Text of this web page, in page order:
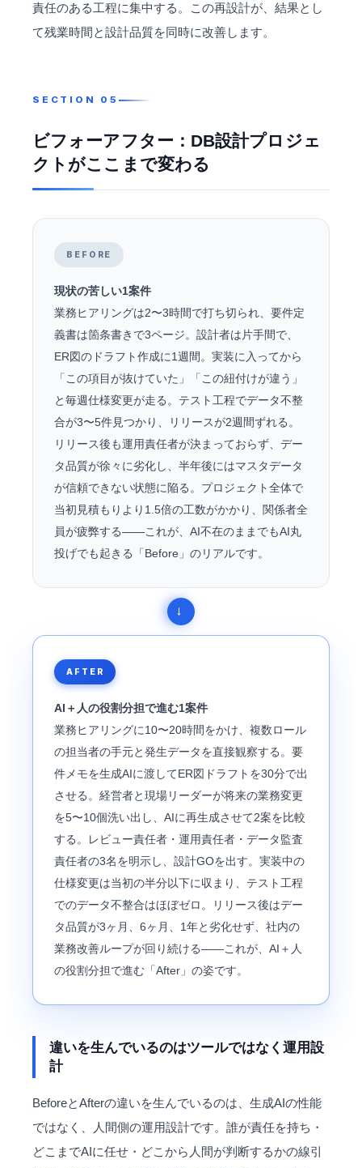
責任のある工程に集中する。この再設計が、結果とし
て残業時間と設計品質を同時に改善します。
ビフォーアフター：DB設計プロジェ
クトがここまで変わる
BEFORE
現状の苦しい1案件
業務ヒアリングは2〜3時間で打ち切られ、要件定
義書は箇条書きで3ページ。設計者は片手間で、
ER図のドラフト作成に1週間。実装に入ってから
「この項目が抜けていた」「この紐付けが違う」
と毎週仕様変更が走る。テスト工程でデータ不整
合が3〜5件見つかり、リリースが2週間ずれる。
リリース後も運用責任者が決まっておらず、デー
タ品質が徐々に劣化し、半年後にはマスタデータ
が信頼できない状態に陥る。プロジェクト全体で
当初見積もりより1.5倍の工数がかかり、関係者全
員が疲弊する——これが、AI不在のままでもAI丸
投げでも起きる「Before」のリアルです。
AFTER
AI＋人の役割分担で進む1案件
業務ヒアリングに10〜20時間をかけ、複数ロール
の担当者の手元と発生データを直接観察する。要
件メモを生成AIに渡してER図ドラフトを30分で出
させる。経営者と現場リーダーが将来の業務変更
を5〜10個洗い出し、AIに再生成させて2案を比較
する。レビュー責任者・運用責任者・データ監査
責任者の3名を明示し、設計GOを出す。実装中の
仕様変更は当初の半分以下に収まり、テスト工程
でのデータ不整合はほぼゼロ。リリース後はデー
タ品質が3ヶ月、6ヶ月、1年と劣化せず、社内の
業務改善ループが回り続ける——これが、AI＋人
の役割分担で進む「After」の姿です。
違いを生んでいるのはツールではなく運用設
計
BeforeとAfterの違いを生んでいるのは、生成AIの性能
ではなく、人間側の運用設計です。誰が責任を持ち・
どこまでAIに任せ・どこから人間が判断するかの線引